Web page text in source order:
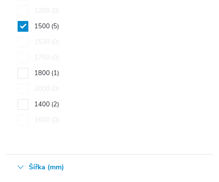
1200
0
1500 5
1530
0
1750
0
1800 1
2000
0
1400 2
1600
0
Šířka (mm)